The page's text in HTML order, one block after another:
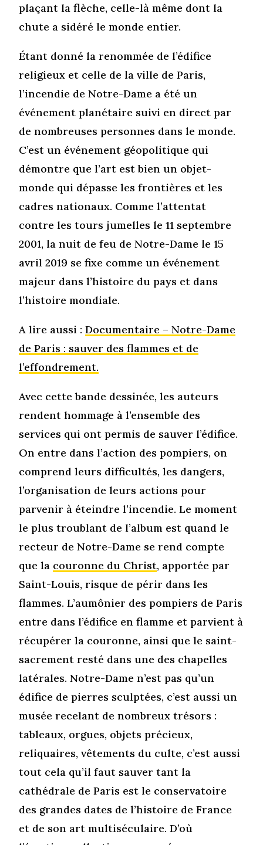
plaçant la flèche, celle-là même dont la
chute a sidéré le monde entier.
Étant donné la renommée de l’édifice
religieux et celle de la ville de Paris,
l’incendie de Notre-Dame a été un
événement planétaire suivi en direct par
de nombreuses personnes dans le monde.
C’est un événement géopolitique qui
démontre que l’art est bien un objet-
monde qui dépasse les frontières et les
cadres nationaux. Comme l’attentat
contre les tours jumelles le 11 septembre
2001, la nuit de feu de Notre-Dame le 15
avril 2019 se fixe comme un événement
majeur dans l’histoire du pays et dans
l’histoire mondiale.
A lire aussi :Documentaire – Notre-Dame
de Paris : sauver des flammes et de
l’effondrement.
Avec cette bande dessinée, les auteurs
rendent hommage à l’ensemble des
services qui ont permis de sauver l’édifice.
On entre dans l’action des pompiers, on
comprend leurs difficultés, les dangers,
l’organisation de leurs actions pour
parvenir à éteindre l’incendie. Le moment
le plus troublant de l’album est quand le
recteur de Notre-Dame se rend compte
que la couronne du Christ, apportée par
Saint-Louis, risque de périr dans les
flammes. L’aumônier des pompiers de Paris
entre dans l’édifice en flamme et parvient à
récupérer la couronne, ainsi que le saint-
sacrement resté dans une des chapelles
latérales. Notre-Dame n’est pas qu’un
édifice de pierres sculptées, c’est aussi un
musée recelant de nombreux trésors :
tableaux, orgues, objets précieux,
reliquaires, vêtements du culte, c’est aussi
tout cela qu’il faut sauver tant la
cathédrale de Paris est le conservatoire
des grandes dates de l’histoire de France
et de son art multiséculaire. D’où